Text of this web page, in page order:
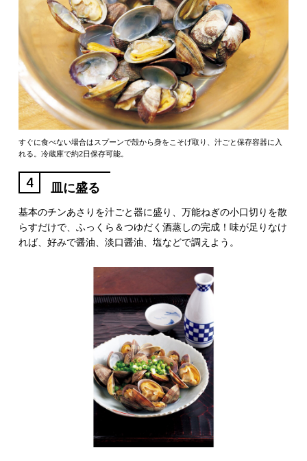
すぐに食べない場合はスプーンで殻から身をこそげ取り、汁ごと保存容器に入
れる。冷蔵庫で約2日保存可能。
4 皿に盛る
基本のチンあさりを汁ごと器に盛り、万能ねぎの小口切りを散
らすだけで、ふっくら＆つゆだく酒蒸しの完成！味が足りなけ
れば、好みで醤油、淡口醤油、塩などで調えよう。